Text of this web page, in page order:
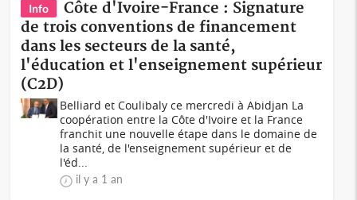
Info
Côte d'Ivoire-France : Signature
de trois conventions de financement
dans les secteurs de la santé,
l'éducation et l'enseignement supérieur
(C2D)
Belliard et Coulibaly ce mercredi à Abidjan La
coopération entre la Côte d'Ivoire et la France
franchit une nouvelle étape dans le domaine de
la santé, de l'enseignement supérieur et de
l'éd...
il y a 1 an